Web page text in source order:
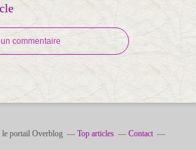
commentaire
le portail Overblog Top articles Contact